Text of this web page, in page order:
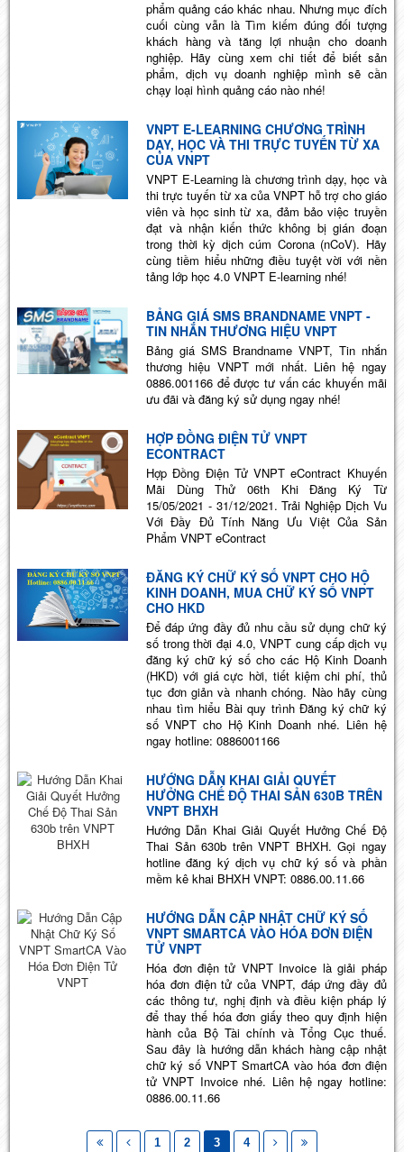
phẩm quảng cáo khác nhau. Nhưng mục đích
cuối cùng vẫn là Tìm kiếm đúng đối tượng
khách hàng và tăng lợi nhuận cho doanh
nghiệp. Hãy cùng xem chi tiết để biết sản
phẩm, dịch vụ doanh nghiệp mình sẽ cần
chạy loại hình quảng cáo nào nhé!
VNPT E-LEARNING CHƯƠNG TRÌNH
DẠY, HỌC VÀ THI TRỰC TUYẾN TỪ XA
CỦA VNPT
VNPT E-Learning là chương trình dạy, học và
thi trực tuyến từ xa của VNPT hỗ trợ cho giáo
viên và học sinh từ xa, đảm bảo việc truyền
đạt và nhận kiến thức không bị gián đoạn
trong thời kỳ dịch cúm Corona (nCoV). Hãy
cùng tiềm hiểu những điều tuyệt vời với nền
tảng lớp học 4.0 VNPT E-learning nhé!
BẢNG GIÁ SMS BRANDNAME VNPT -
TIN NHẮN THƯƠNG HIỆU VNPT
Bảng giá SMS Brandname VNPT, Tin nhắn
thương hiệu VNPT mới nhất. Liên hệ ngay
0886.001166 để được tư vấn các khuyến mãi
ưu đãi và đăng ký sử dụng ngay nhé!
HỢP ĐỒNG ĐIỆN TỬ VNPT
ECONTRACT
Hợp Đồng Điện Tử VNPT eContract Khuyến
Mãi Dùng Thử 06th Khi Đăng Ký Từ
15/05/2021 - 31/12/2021. Trải Nghiệp Dịch Vu
Với Đầy Đủ Tính Năng Ưu Việt Của Sản
Phẩm VNPT eContract
ĐĂNG KÝ CHỮ KÝ SỐ VNPT CHO HỘ
KINH DOANH, MUA CHỮ KÝ SỐ VNPT
CHO HKD
Để đáp ứng đầy đủ nhu cầu sử dụng chữ ký
số trong thời đại 4.0, VNPT cung cấp dịch vụ
đăng ký chữ ký số cho các Hộ Kinh Doanh
(HKD) với giá cực hời, tiết kiệm chi phí, thủ
tục đơn giản và nhanh chóng. Nào hãy cùng
nhau tìm hiểu Bài quy trình Đăng ký chữ ký
số VNPT cho Hộ Kinh Doanh nhé. Liên hệ
ngay hotline: 0886001166
HƯỚNG DẪN KHAI GIẢI QUYẾT
HƯỞNG CHẾ ĐỘ THAI SẢN 630B TRÊN
VNPT BHXH
Hướng Dẫn Khai Giải Quyết Hưởng Chế Độ
Thai Sản 630b trên VNPT BHXH. Gọi ngay
hotline đăng ký dịch vụ chữ ký số và phần
mềm kê khai BHXH VNPT: 0886.00.11.66
HƯỚNG DẪN CẬP NHẬT CHỮ KÝ SỐ
VNPT SMARTCA VÀO HÓA ĐƠN ĐIỆN
TỬ VNPT
Hóa đơn điện tử VNPT Invoice là giải pháp
hóa đơn điện tử của VNPT, đáp ứng đầy đủ
các thông tư, nghị định và điều kiện pháp lý
để thay thế hóa đơn giấy theo quy định hiện
hành của Bộ Tài chính và Tổng Cục thuế.
Sau đây là hướng dẫn khách hàng cập nhật
chữ ký số VNPT SmartCA vào hóa đơn điện
tử VNPT Invoice nhé. Liên hệ ngay hotline:
0886.00.11.66
1 2 3 4